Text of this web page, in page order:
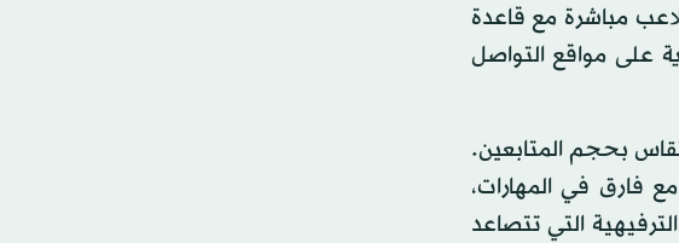
مباشرة مع قاعدة
على مواقع التواصل
بحجم المتابعين.
فارق في المهارات،
التي تتصاعد